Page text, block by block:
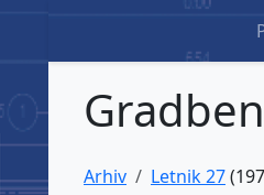
Arhiv Letnik 27